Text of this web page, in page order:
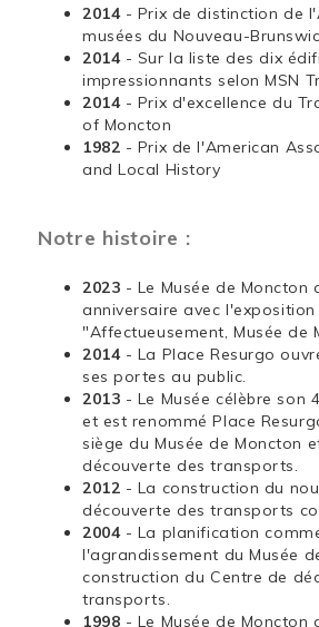
2014 - Prix de distinction de
musées du Nouveau-
2014 - Sur la liste des dix
impressionnants selon MSN
2014 - Prix d'excellence du
of Moncton
1982 - Prix de l'American
and Local History
Notre histoire :
2023 - Le Musée de Moncton
anniversaire avec l'exposition
"Affectueusement, Musée de
2014 - La Place Resurgo
ses portes au public.
2013 - Le Musée célèbre son
et est renommé Place
siège du Musée de Moncton
découverte des transports.
2012 - La construction du
découverte des transports
2004 - La planification
l'agrandissement du Musée
construction du Centre de
transports.
1998 - Le Musée de Moncton